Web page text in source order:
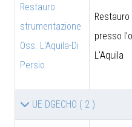
Restauro
strumentazione
Oss. L'Aquila-Di
Persio
presso
L'Aquila
UE DGECHO ( 2 )